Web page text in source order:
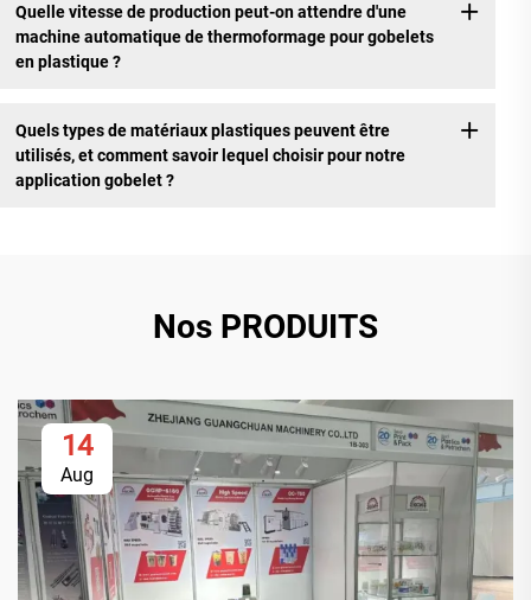
Quelle vitesse de production peut-on attendre d'une
machine automatique de thermoformage pour gobelets
en plastique ?
Quels types de matériaux plastiques peuvent être
utilisés, et comment savoir lequel choisir pour notre
application gobelet ?
Nos PRODUITS
14
Aug